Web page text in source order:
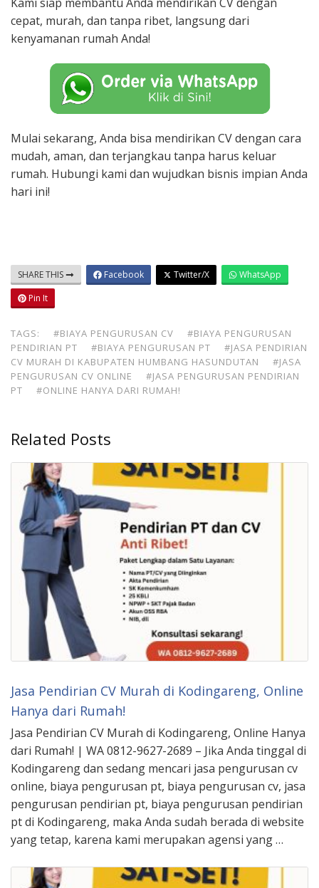
cepat, murah, dan tanpa ribet, langsung dari
kenyamanan rumah Anda!
Mulai sekarang, Anda bisa mendirikan CV dengan cara
mudah, aman, dan terjangkau tanpa harus keluar
rumah. Hubungi kami dan wujudkan bisnis impian Anda
hari ini!
SHARE THIS Facebook Twitter/X
WhatsApp
Pin It
TAGS: #BIAYA PENGURUSAN CV
#BIAYA PENGURUSAN
PENDIRIAN PT
#BIAYA PENGURUSAN PT
#JASA PENDIRIAN
CV MURAH DI KABUPATEN HUMBANG HASUNDUTAN
#JASA
PENGURUSAN CV ONLINE
#JASA PENGURUSAN PENDIRIAN
PT
#ONLINE HANYA DARI RUMAH!
Related Posts
Jasa Pendirian CV Murah di Kodingareng, Online
Hanya dari Rumah!
Jasa Pendirian CV Murah di Kodingareng, Online Hanya
dari Rumah! | WA 0812-9627-2689 – Jika Anda tinggal di
Kodingareng dan sedang mencari jasa pengurusan cv
online, biaya pengurusan pt, biaya pengurusan cv, jasa
pengurusan pendirian pt, biaya pengurusan pendirian
pt di Kodingareng, maka Anda sudah berada di website
yang tetap, karena kami merupakan agensi yang …